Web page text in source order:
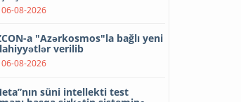
06-08-2026
a "Azərkosmos"la bağlı yeni
verilib
06-08-2026
süni intellekti test